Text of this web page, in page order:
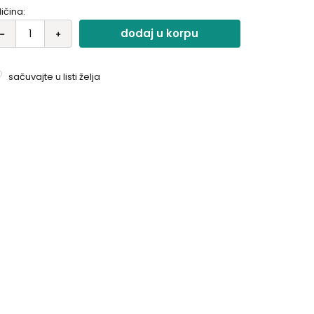
dodaj u korpu
sačuvajte u listi želja